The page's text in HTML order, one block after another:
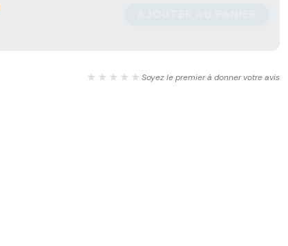
★★★★★ Soyez le premier à donner votre avis